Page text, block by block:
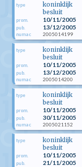
type
koninklijk
besluit
prom. 10/11/2005
pub. 13/12/2005
numac 2005014199
type
koninklijk
besluit
prom. 10/11/2005
pub. 13/12/2005
numac 2005014200
type
koninklijk
besluit
prom. 10/11/2005
pub. 30/11/2005
numac 2005021152
type
koninklijk
besluit
prom. 10/11/2005
pub. 21/11/2005